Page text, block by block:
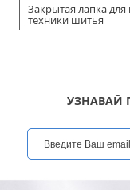
Закрытая лапка
техники шитья
УЗНАВАЙ